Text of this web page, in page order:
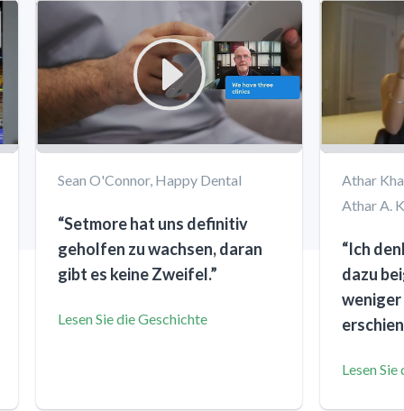
Sean O'Connor, Happy Dental
“Setmore hat uns definitiv
geholfen zu wachsen, daran
gibt es keine Zweifel.”
Lesen Sie die Geschichte
Athar
Athar A.
“Ich
dazu
weniger
Lesen